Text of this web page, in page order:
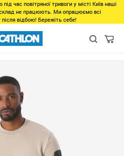
час повітряної тривоги у місті Київ наші
не працюють. Ми опрацюємо всі
відбою! Бережіть себе!
Одежда в Днепре Верх в